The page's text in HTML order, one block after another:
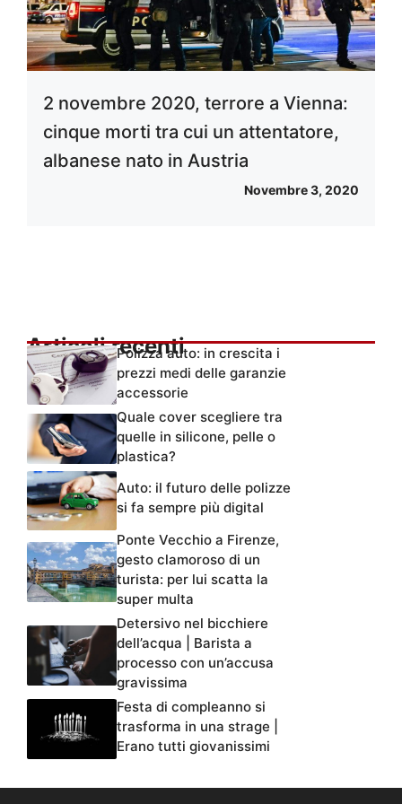
2 novembre 2020, terrore a Vienna:
cinque morti tra cui un attentatore,
albanese nato in Austria
Novembre 3, 2020
Articoli recentiPolizza auto: in crescita i
prezzi medi delle garanzie
accessorie
Quale cover scegliere tra
quelle in silicone, pelle o
plastica?
Auto: il futuro delle polizze
si fa sempre più digital
Ponte Vecchio a Firenze,
gesto clamoroso di un
turista: per lui scatta la
super multa
Detersivo nel bicchiere
dell’acqua | Barista a
processo con un’accusa
gravissima
Festa di compleanno si
trasforma in una strage |
Erano tutti giovanissimi